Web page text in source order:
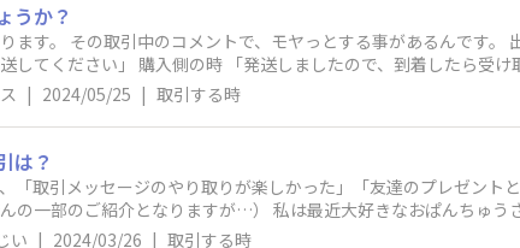
うか？
中のコメントで、モヤっとする事があるんです。 出品した時 モバペイのお支払いのすぐ後に
け取りと評価お願いします」 のコメントなんで
着したら受け取り通知と評価も当たり前。 なるべく早く発送を心がけ、なるべく早く受け取
しましては 改めて記載分が届くと少しモヤっとしてしまいます。 評価は悪くないので
とだとは思いますが 購入側になった時は、仕事の都合で到着し
していますので、到着時間と受け取り通知の時間には誤差が生じ
ります。 仕事中で帰宅後に評価させて頂きますと返信しましたが 「
認してもらいすぐに評価までしましたが 早く受け取り通知が欲しい方な
| 2024/05/25 | 取引する時
は？
「取引メッセージのやり取りが楽しかった」「友達のプレゼント
最近大好きなおぱんちゅうさぎのアイテムを落札でき、すごく嬉しかっ
って、電話かかってきた」「びっくりするくらいお得な価格で落
い | 2024/03/26 | 取引する時